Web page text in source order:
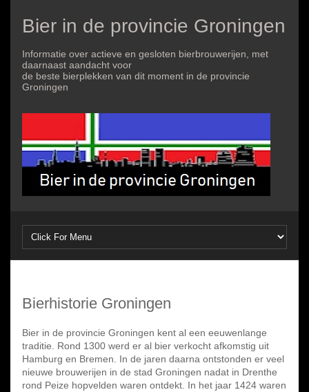
Bier in de provincie Groningen
Informatie over actieve en gesloten bierbrouwerijen, met
daarnaast aandacht voor
de beste bierplekken van dit moment in de provincie
Groningen
Bierhistorie Groningen
Bier in de provincie Groningen kent al een eeuwenlange
traditie. Rond 1300 werd er al bier verkocht afkomstig uit
Hamburg en Bremen. In de jaren daarna ontstonden er veel
nieuwe brouwerijen in de stad Groningen nadat in Drenthe
rond Peize hopvelden waren ontdekt. In het jaar 1424 waren